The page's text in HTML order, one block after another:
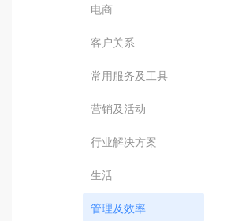
电商
客户关系
常用服务及工具
营销及活动
行业解决方案
生活
管理及效率